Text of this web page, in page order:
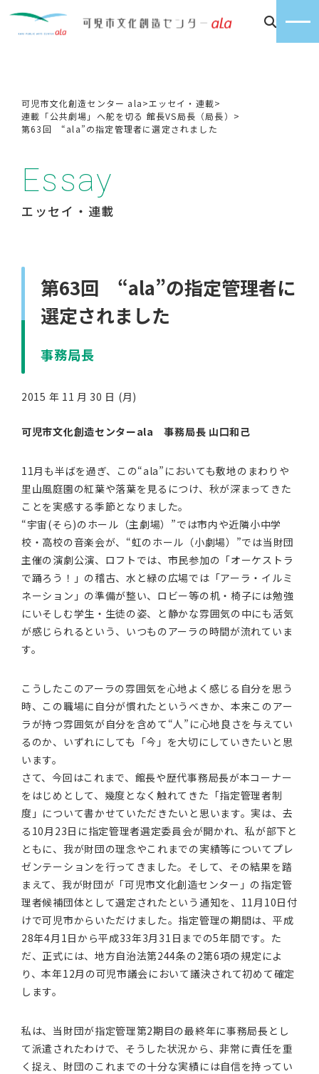
可児市文化創造センター ala>エッセイ・連載>
連載「公共劇場」へ舵を切る 館長VS局長（局長） >
第63回 “ala”の指定管理者に選定されました
Essay
エッセイ・連載
第63回 “ala”の指定管理者に
選定されました
事務局長
2015 年 11 月 30 日 (月)
可児市文化創造センターala 事務局長 山口和己
11月も半ばを過ぎ、この“ala”においても敷地のまわりや
里山風庭園の紅葉や落葉を見るにつけ、秋が深まってきた
ことを実感する季節となりました。
“宇宙(そら)のホール（主劇場）”では市内や近隣小中学
校・高校の音楽会が、“虹のホール（小劇場）”では当財団
主催の演劇公演、ロフトでは、市民参加の「オーケストラ
で踊ろう！」の稽古、水と緑の広場では「アーラ・イルミ
ネーション」の準備が整い、ロビー等の机・椅子には勉強
にいそしむ学生・生徒の姿、と静かな雰囲気の中にも活気
が感じられるという、いつものアーラの時間が流れていま
す。
こうしたこのアーラの雰囲気を心地よく感じる自分を思う
時、この職場に自分が慣れたというべきか、本来このアー
ラが持つ雰囲気が自分を含めて“人”に心地良さを与えてい
るのか、いずれにしても「今」を大切にしていきたいと思
います。
さて、今回はこれまで、館長や歴代事務局長が本コーナー
をはじめとして、幾度となく触れてきた「指定管理者制
度」について書かせていただきたいと思います。実は、去
る10月23日に指定管理者選定委員会が開かれ、私が部下と
ともに、我が財団の理念やこれまでの実績等についてプレ
ゼンテーションを行ってきました。そして、その結果を踏
まえて、我が財団が「可児市文化創造センター」の指定管
理者候補団体として選定されたという通知を、11月10日付
けで可児市からいただけました。指定管理の期間は、平成
28年4月1日から平成33年3月31日までの5年間です。た
だ、正式には、地方自治法第244条の2第6項の規定によ
り、本年12月の可児市議会において議決されて初めて確定
します。
私は、当財団が指定管理第2期目の最終年に事務局長とし
て派遣されたわけで、そうした状況から、非常に責任を重
く捉え、財団のこれまでの十分な実績には自信を持ってい